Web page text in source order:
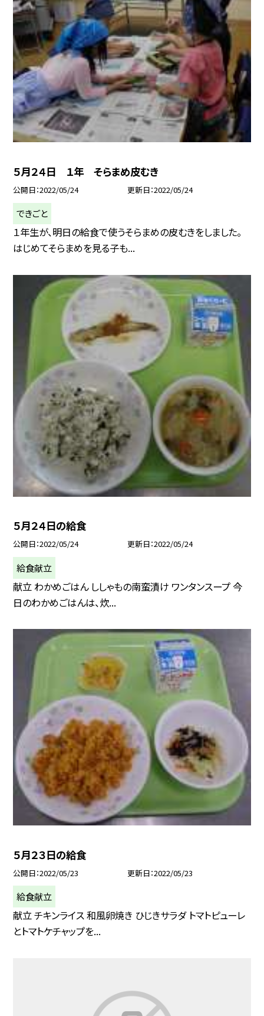
５月２４日 １年 そらまめ皮むき
公開日 2022/05/24 更新日 2022/05/24
できごと
１年生が、明日の給食で使うそらまめの皮むきをしました。
はじめてそらまめを見る子も...
５月２４日の給食
公開日 2022/05/24 更新日 2022/05/24
給食献立
献立 わかめごはん ししゃもの南蛮漬け ワンタンスープ 今
日のわかめごはんは、炊...
５月２３日の給食
公開日 2022/05/23 更新日 2022/05/23
給食献立
献立 チキンライス 和風卵焼き ひじきサラダ トマトピューレ
とトマトケチャップを...